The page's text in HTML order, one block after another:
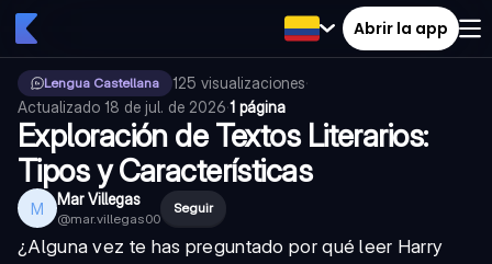
Abrir la app
Lengua Castellana 125 visualizaciones·
Actualizado 18 de jul. de 2026·1 página
Exploración de Textos Literarios:
Tipos y Características
M Mar Villegas
@mar.villegas00
Seguir
¿Alguna vez te has preguntado por qué leer Harry